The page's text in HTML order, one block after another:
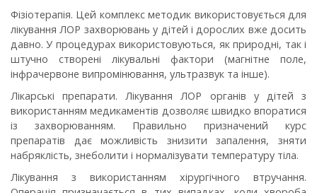
Фізіотерапія. Цей комплекс методик використовується для
лікування ЛОР захворювань у дітей і дорослих вже досить
давно. У процедурах використовуються, як природні, так і
штучно створені лікувальні фактори (магнітне поле,
інфрачервоне випромінювання, ультразвук та інше).
Лікарські препарати. Лікування ЛОР органів у дітей з
використанням медикаментів дозволяє швидко впоратися
із захворюванням. Правильно призначений курс
препаратів дає можливість знизити запалення, зняти
набряклість, знеболити і нормалізувати температуру тіла.
Лікування з використанням хірургічного втручання.